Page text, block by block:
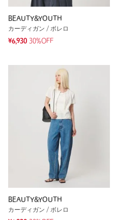
BEAUTY&YOUTH
カーディガン / ボレロ
¥6,930 30%OFF
BEAUTY&YOUTH
カーディガン / ボレロ